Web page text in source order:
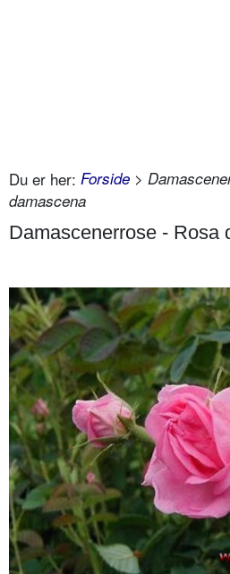
Du er her: Forside >
damascena
Damascenerrose - Rosa